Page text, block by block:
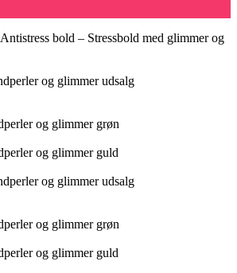
Antistress bold – Stressbold med glimmer og